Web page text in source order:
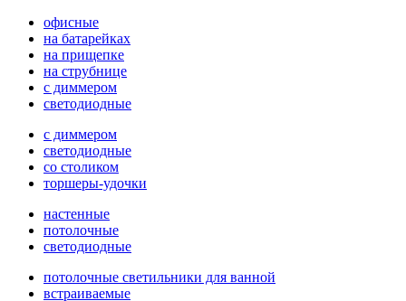
офисные
на батарейках
на прищепке
на струбнице
с диммером
светодиодные
с диммером
светодиодные
со столиком
торшеры-удочки
настенные
потолочные
светодиодные
потолочные светильники для ванной
встраиваемые